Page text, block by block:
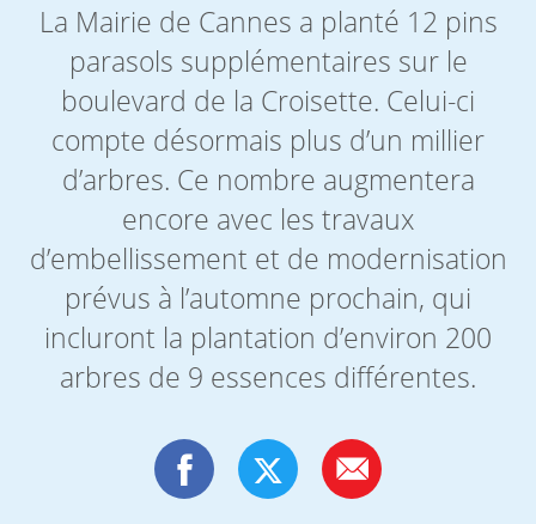
La Mairie de Cannes a planté 12 pins
parasols supplémentaires sur le
boulevard de la Croisette. Celui-ci
compte désormais plus d’un millier
d’arbres. Ce nombre augmentera
encore avec les travaux
d’embellissement et de modernisation
prévus à l’automne prochain, qui
incluront la plantation d’environ 200
arbres de 9 essences différentes.